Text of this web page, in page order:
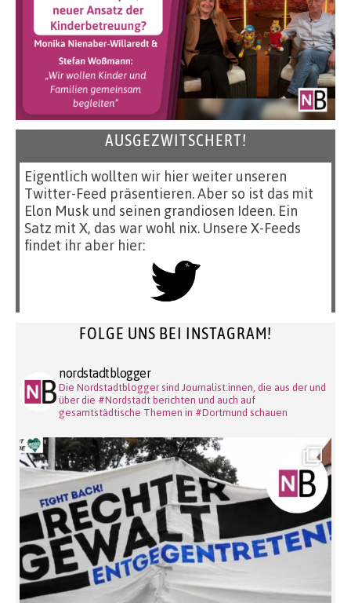
AUSGEZWITSCHERT!
Eigentlich wollten wir hier weiter unseren
Twitter-Feed präsentieren. Aber so ist das mit
Elon Musk und seinen grandiosen Ideen. Ein
Satz mit X, das war wohl nix. Unsere X-Feeds
findet ihr aber hier:
FOLGE UNS BEI INSTAGRAM!
nordstadtblogger
Die Nordstadtblogger sind Journalist:innen, die aus der und
über die #Nordstadt berichten und auch auf
gesamtstädtische Themen in #Dortmund schauen